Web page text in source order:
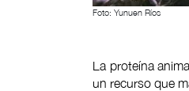
Foto: Yunuen Ríos
La proteína
un recurso que